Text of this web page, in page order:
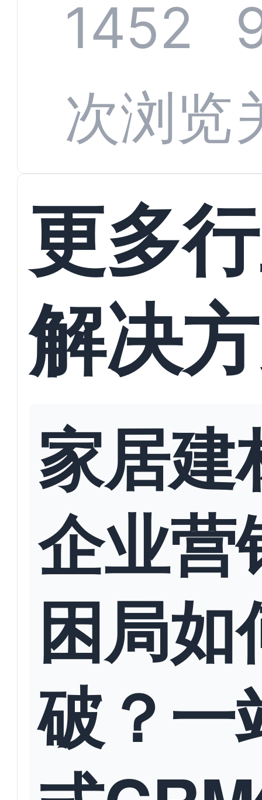
变
统全
数据
1452
次浏览
更多
解决
家居建
企业营
困局如
破？一